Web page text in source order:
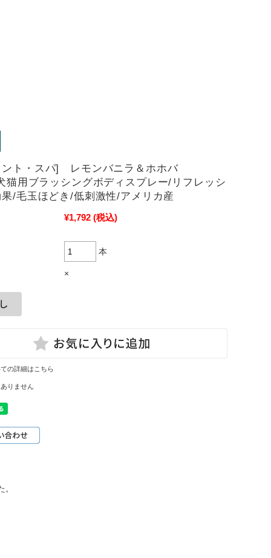
ント・スパ] レモンバニラ＆ホホバ
用ブラッシングボディスプレー/リフレッシ
/毛玉ほどき/低刺激性/アメリカ産
¥1,792 (税込)
本
×
の詳細はこちら
りません